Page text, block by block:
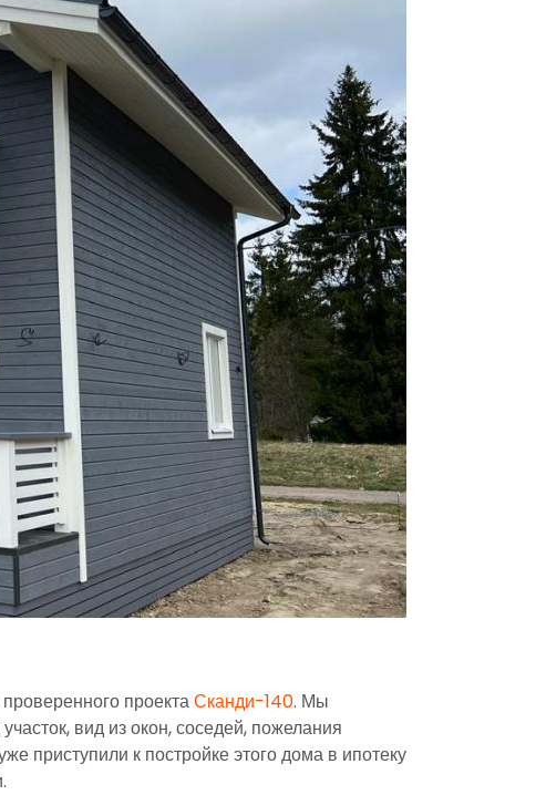
проектаСканди-140. Мы
вид из окон, соседей, пожелания
приступили к постройке этого дома в ипотеку